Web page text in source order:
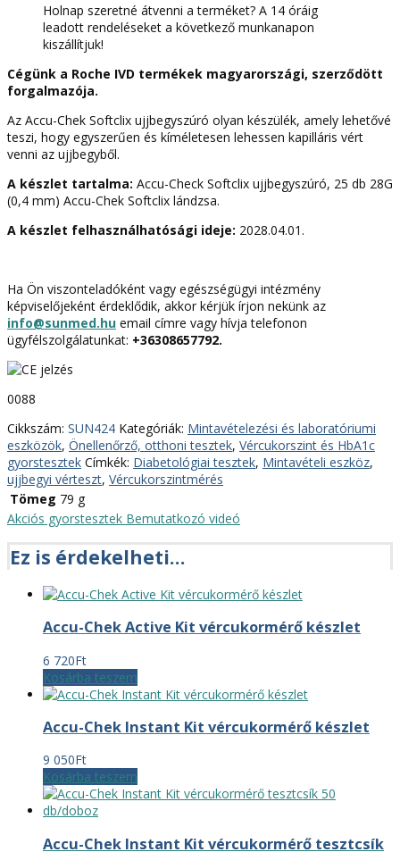
Check
Softclix
(szúró
25
db
mennyiség
Holnap szeretné átvenni a terméket? A 14 óráig
leadott rendeléseket a következő munkanapon
kiszállítjuk!
Cégünk a Roche IVD termékek magyarországi, szerződött
forgalmazója.
Az Accu-Chek Softclix ujjbegyszúró olyan készülék, amely lehetővé
teszi, hogy egyszerűen és kíméletesen lehessen kapilláris vért
venni az ujjbegyből.
A készlet tartalma: Accu-Check Softclix ujjbegyszúró, 25 db 28G
(0,4 mm) Accu-Chek Softclix lándzsa.
A készlet felhasználhatósági ideje: 2028.04.01.
Ha Ön viszonteladóként vagy egészségügyi intézmény
képviselőjeként érdeklődik, akkor kérjük írjon nekünk az
info@sunmed.hu email címre vagy hívja telefonon
ügyfélszolgálatunkat: +36308657792.
0088
Cikkszám: SUN424 Kategóriák: Mintavételezési és laboratóriumi
eszközök, Önellenőrző, otthoni tesztek, Vércukorszint és HbA1c
gyorstesztek Címkék: Diabetológiai tesztek, Mintavételi eszköz,
ujjbegyi vérteszt, Vércukorszintmérés
Tömeg 79 g
Akciós gyorstesztek Bemutatkozó videó
Ez is érdekelheti…
Accu-Chek Active Kit vércukormérő készlet
6 720Ft
Kosárba teszem
Accu-Chek Instant Kit vércukormérő készlet
9 050Ft
Kosárba teszem
Accu-Chek Instant Kit vércukormérő tesztcsík